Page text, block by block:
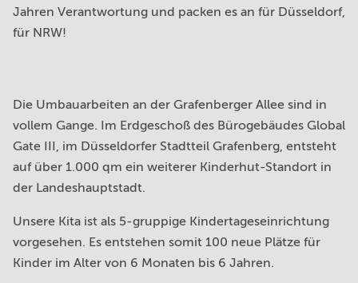
Ferienprogramm
Kontakt
Jahren Verantwortung und packen es an für Düsseldorf,
für NRW!
Die Umbauarbeiten an der Grafenberger Allee sind in
vollem Gange. Im Erdgeschoß des Bürogebäudes Global
Gate III, im Düsseldorfer Stadtteil Grafenberg, entsteht
auf über 1.000 qm ein weiterer Kinderhut-Standort in
der Landeshauptstadt.
Unsere Kita ist als 5-gruppige Kindertageseinrichtung
vorgesehen. Es entstehen somit 100 neue Plätze für
Kinder im Alter von 6 Monaten bis 6 Jahren.